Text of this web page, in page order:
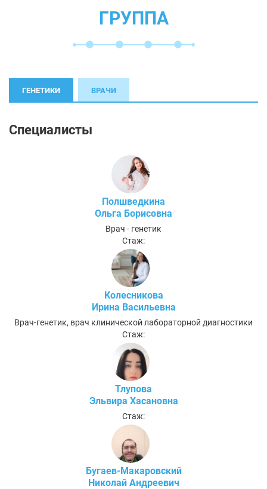
ГРУППА
ГЕНЕТИКИ ВРАЧИ
Специалисты
Полшведкина
Ольга Борисовна
Врач - генетик
Стаж:
Колесникова
Ирина Васильевна
Врач-генетик, врач клинической лабораторной диагностики
Стаж:
Тлупова
Эльвира Хасановна
Стаж:
Бугаев-Макаровский
Николай Андреевич